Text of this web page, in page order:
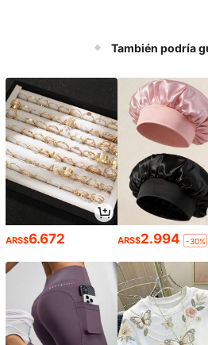
También podría
ARS$6.672 ARS$2.994 -30%